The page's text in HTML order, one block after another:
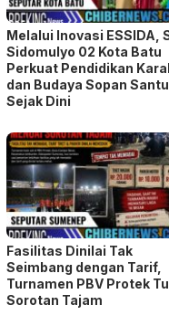
Melalui Inovasi ESSIDA,
Sidomulyo 02 Kota Batu
Perkuat Pendidikan
dan Budaya Sopan
Sejak Dini
Fasilitas Dinilai Tak
Seimbang dengan Tarif,
Turnamen PBV Protek
Sorotan Tajam